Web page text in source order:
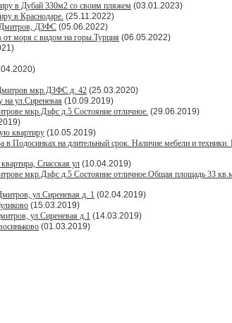
в Дубай 330м2 со своим пляжем (03.01.2023)
в Краснодаре. (25.11.2022)
ДЗФС (05.06.2022)
моря с видом на горы.Турция (06.05.2022)
мкр.ДЗФС д. 42 (25.03.2020)
ул.Сиреневая (10.09.2019)
мкр.Дзфс д.5 Состояние отличное. (29.06.2019)
квартиру (10.05.2019)
в Подосинках на длительный срок. Наличие мебели и техники.
Спасская ул (10.04.2019)
мкр.Дзфс д.5 Состояние отличное.Общая площадь 33
ул.Сиреневая д. 1 (02.04.2019)
(15.03.2019)
ул.Сиреневая д.1 (14.03.2019)
(01.03.2019)